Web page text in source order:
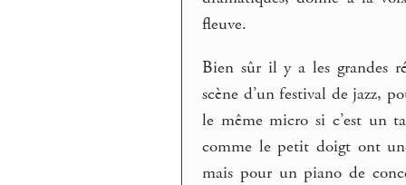
fleuve.
Bien sûr il y a les grandes
scène d’un festival de jazz,
le même micro si c’est un
comme le petit doigt ont
mais pour un piano de